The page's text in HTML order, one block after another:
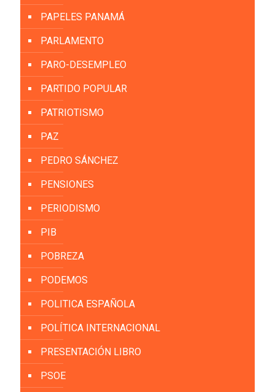
PAPELES PANAMÁ
PARLAMENTO
PARO-DESEMPLEO
PARTIDO POPULAR
PATRIOTISMO
PAZ
PEDRO SÁNCHEZ
PENSIONES
PERIODISMO
PIB
POBREZA
PODEMOS
POLITICA ESPAÑOLA
POLÍTICA INTERNACIONAL
PRESENTACIÓN LIBRO
PSOE